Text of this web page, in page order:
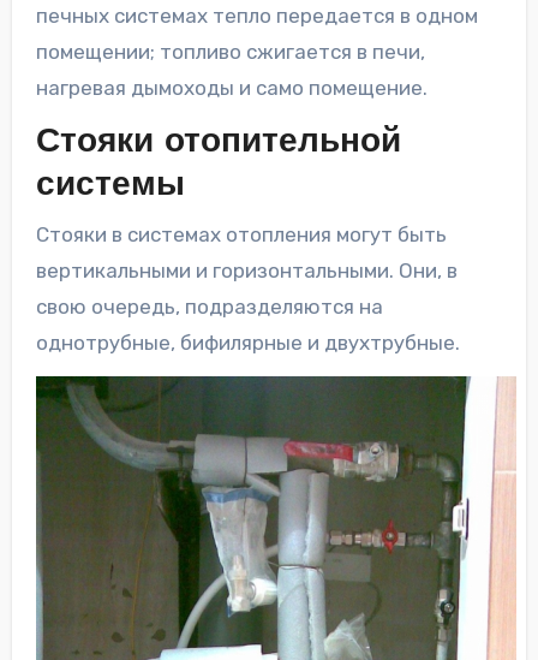
печных системах тепло передается в одном
помещении; топливо сжигается в печи,
нагревая дымоходы и само помещение.
Стояки отопительной
системы
Стояки в системах отопления могут быть
вертикальными и горизонтальными. Они, в
свою очередь, подразделяются на
однотрубные, бифилярные и двухтрубные.